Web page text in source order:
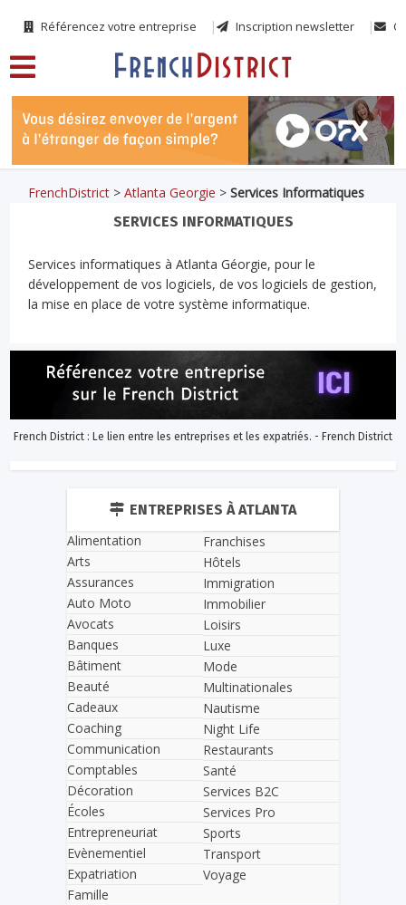
Référencez votre entreprise Inscription newsletter
FrenchDistrict >Atlanta Georgie >Services Informatiques
SERVICES INFORMATIQUES
Services informatiques à Atlanta Géorgie, pour le
développement de vos logiciels, de vos logiciels de gestion,
la mise en place de votre système informatique.
French District : Le lien entre les entreprises et les expatriés. - French District
ENTREPRISES À ATLANTA
Alimentation
Arts
Assurances
Auto Moto
Avocats
Banques
Bâtiment
Beauté
Cadeaux
Coaching
Communication
Comptables
Décoration
Écoles
Entrepreneuriat
Evènementiel
Expatriation
Famille
Franchises
Hôtels
Immigration
Immobilier
Loisirs
Luxe
Mode
Multinationales
Nautisme
Night Life
Restaurants
Santé
Services B2C
Services Pro
Sports
Transport
Voyage